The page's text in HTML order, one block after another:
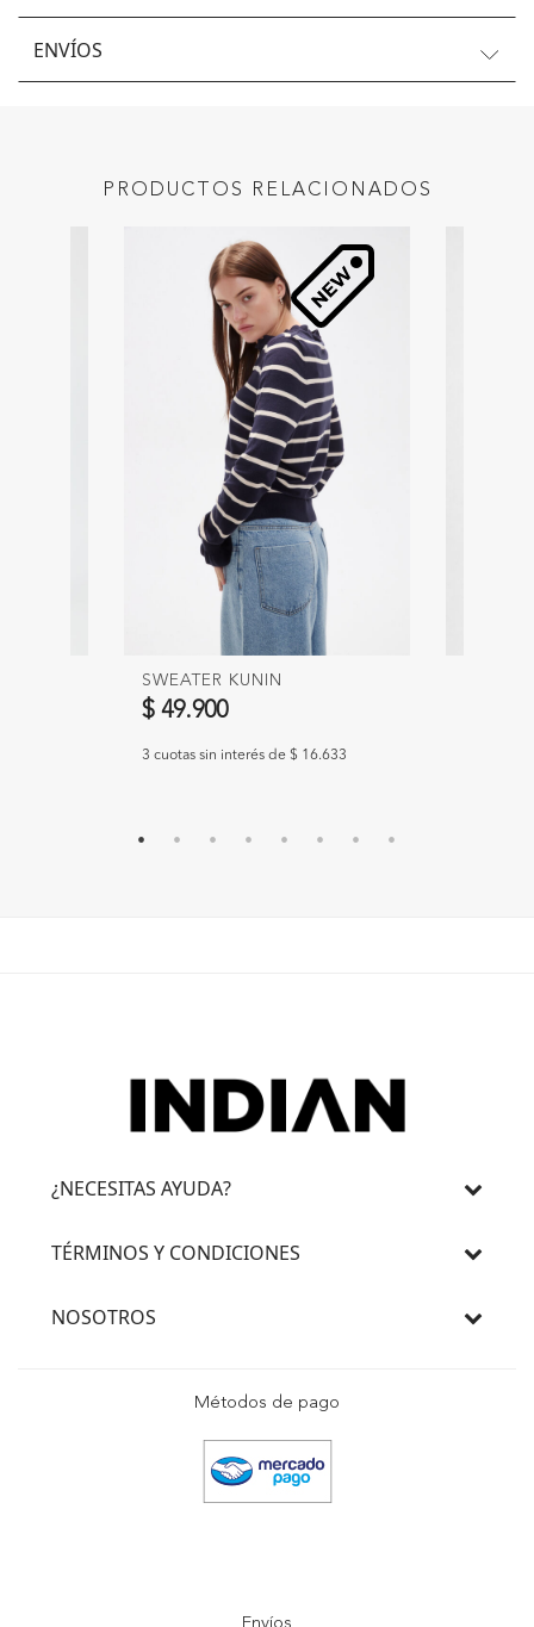
ENVÍOS
PRODUCTOS RELACIONADOS
SWEATER KUNIN
$ 49.900
3 cuotas sin interés de $ 16.633
¿NECESITAS AYUDA?
TÉRMINOS Y CONDICIONES
NOSOTROS
Métodos de pago